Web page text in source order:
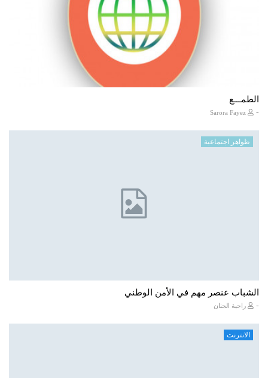
الطمـــع
-
ظواهر اجتماعية
الشباب عنصر مهم في الأمن الوطني
- راجية الجنان
الانترنت